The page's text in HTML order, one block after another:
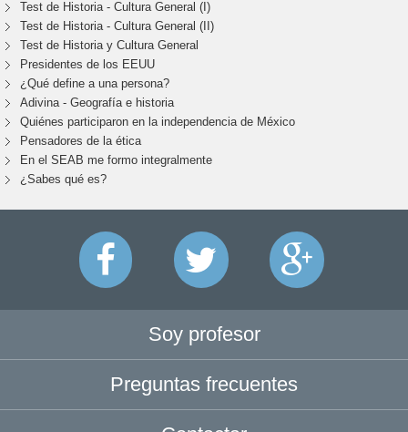
Test de Historia - Cultura General (I)
Test de Historia - Cultura General (II)
Test de Historia y Cultura General
Presidentes de los EEUU
¿Qué define a una persona?
Adivina - Geografía e historia
Quiénes participaron en la independencia de México
Pensadores de la ética
En el SEAB me formo integralmente
¿Sabes qué es?
Soy profesor
Preguntas frecuentes